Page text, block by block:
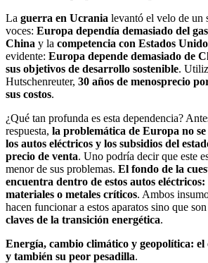
La guerra en Ucrania levantó el velo de un
voces: Europa dependía demasiado del
China y la competencia con Estados
evidente: Europa depende demasiado de
sus objetivos de desarrollo sostenible.
Hutschenreuter, 30 años de menosprecio
sus costos.
¿Qué tan profunda es esta dependencia?
respuesta, la problemática de Europa no
los autos eléctricos y los subsidios del
precio de venta. Uno podría decir que este
menor de sus problemas. El fondo de la
encuentra dentro de estos autos
materiales o metales críticos. Ambos
hacen funcionar a estos aparatos sino que
claves de la transición energética.
Energía, cambio climático y geopolítica:
y también su peor pesadilla.